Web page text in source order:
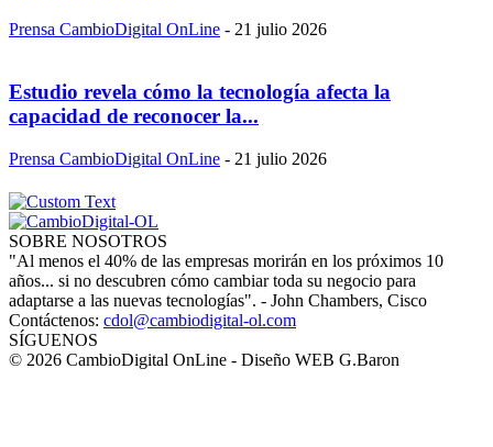
Prensa CambioDigital OnLine - 21 julio 2026
Estudio revela cómo la tecnología afecta la
capacidad de reconocer la...
Prensa CambioDigital OnLine - 21 julio 2026
SOBRE NOSOTROS
"Al menos el 40% de las empresas morirán en los próximos 10
años... si no descubren cómo cambiar toda su negocio para
adaptarse a las nuevas tecnologías". - John Chambers, Cisco
Contáctenos: cdol@cambiodigital-ol.com
SÍGUENOS
© 2026 CambioDigital OnLine - Diseño WEB G.Baron